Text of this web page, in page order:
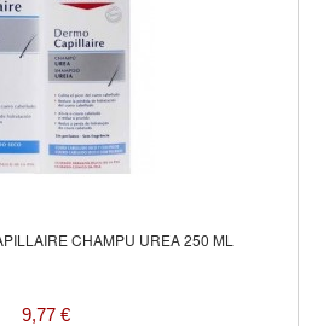
CHAMPU UREA 250 ML
9,77 €